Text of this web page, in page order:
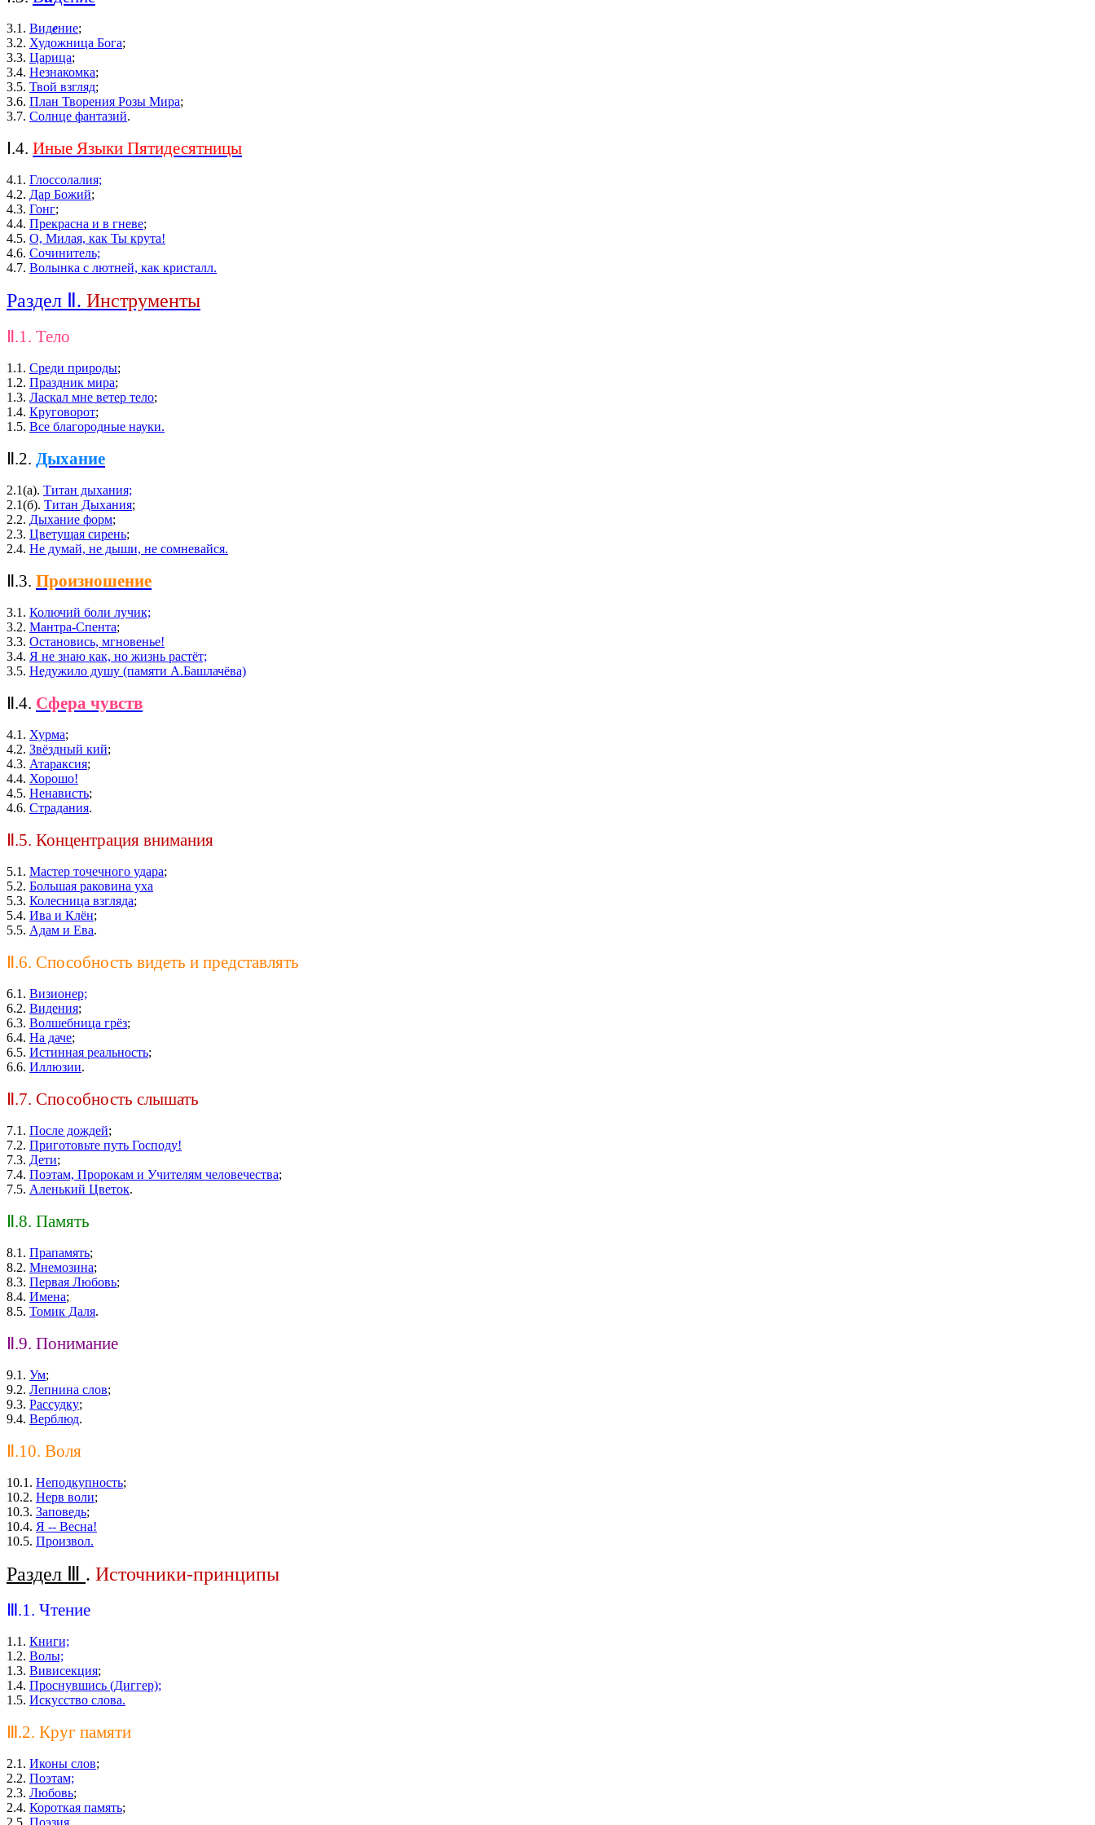
3.1. Видение;
3.2. Художница Бога;
3.3. Царица;
3.4. Незнакомка;
3.5. Твой взгляд;
3.6. План Творения Розы Мира;
3.7. Солнце фантазий.
Ⅰ.4. Иные Языки Пятидесятницы
4.1. Глоссолалия;
4.2. Дар Божий;
4.3. Гонг;
4.4. Прекрасна и в гневе;
4.5. О, Милая, как Ты крута!
4.6. Сочинитель;
4.7. Волынка с лютней, как кристалл.
Раздел Ⅱ . Инструменты
Ⅱ.1. Тело
1.1. Среди природы;
1.2. Праздник мира;
1.3. Ласкал мне ветер тело;
1.4. Круговорот;
1.5. Все благородные науки.
Ⅱ.2. Дыхание
2.1(а). Титан дыхания;
2.1(б). Титан Дыхания;
2.2. Дыхание форм;
2.3. Цветущая сирень;
2.4. Не думай, не дыши, не сомневайся.
Ⅱ.3. Произношение
3.1. Колючий боли лучик;
3.2. Мантра-Спента;
3.3. Остановись, мгновенье!
3.4. Я не знаю как, но жизнь растёт;
3.5. Недужило душу (памяти А.Башлачёва)
Ⅱ.4. Сфера чувств
4.1. Хурма;
4.2. Звёздный кий;
4.3. Атараксия;
4.4. Хорошо!
4.5. Ненависть;
4.6. Страдания.
Ⅱ.5. Концентрация внимания
5.1. Мастер точечного удара;
5.2. Большая раковина уха
5.3. Колесница взгляда;
5.4. Ива и Клён;
5.5. Адам и Ева.
Ⅱ.6. Способность видеть и представлять
6.1. Визионер;
6.2. Видения;
6.3. Волшебница грёз;
6.4. На даче;
6.5. Истинная реальность;
6.6. Иллюзии.
Ⅱ.7. Способность слышать
7.1. После дождей;
7.2. Приготовьте путь Господу!
7.3. Дети;
7.4. Поэтам, Пророкам и Учителям человечества;
7.5. Аленький Цветок.
Ⅱ.8. Память
8.1. Прапамять;
8.2. Мнемозина;
8.3. Первая Любовь;
8.4. Имена;
8.5. Томик Даля.
Ⅱ.9. Понимание
9.1. Ум;
9.2. Лепнина слов;
9.3. Рассудку;
9.4. Верблюд.
Ⅱ.10. Воля
10.1. Неподкупность;
10.2. Нерв воли;
10.3. Заповедь;
10.4. Я -- Весна!
10.5. Произвол.
Раздел Ⅲ . Источники-принципы
Ⅲ.1. Чтение
1.1. Книги;
1.2. Волы;
1.3. Вивисекция;
1.4. Проснувшись (Диггер);
1.5. Искусство слова.
Ⅲ.2. Круг памяти
2.1. Иконы слов;
2.2. Поэтам;
2.3. Любовь;
2.4. Короткая память;